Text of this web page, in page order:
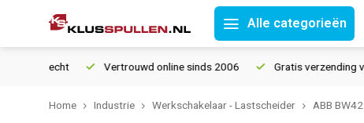
Alle categorieën
Vertrouwd online sinds 2006 Gratis verzending vanaf
Home Industrie Werkschakelaar - Lastscheider ABB